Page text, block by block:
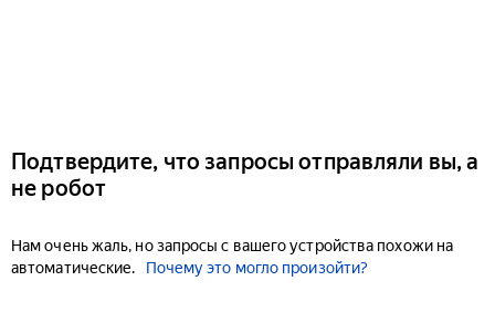
Подтвердите, что запросы отправляли вы, а
не робот
Нам очень жаль, но запросы с вашего устройства похожи на
автоматические.
Почему это могло произойти?